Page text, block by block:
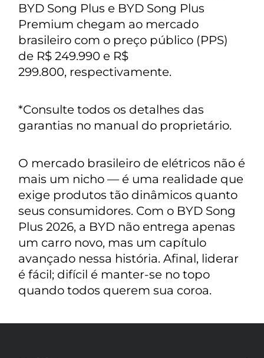
BYD Song Plus e BYD Song Plus
Premium chegam ao mercado
brasileiro com o preço público (PPS)
de R$ 249.990 e R$
299.800, respectivamente.
*Consulte todos os detalhes das
garantias no manual do proprietário.
O mercado brasileiro de elétricos não é
mais um nicho — é uma realidade que
exige produtos tão dinâmicos quanto
seus consumidores. Com o BYD Song
Plus 2026, a BYD não entrega apenas
um carro novo, mas um capítulo
avançado nessa história. Afinal, liderar
é fácil; difícil é manter-se no topo
quando todos querem sua coroa.